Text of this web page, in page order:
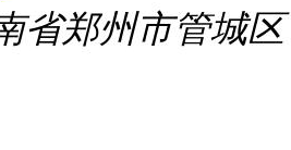
省郑州市管城区